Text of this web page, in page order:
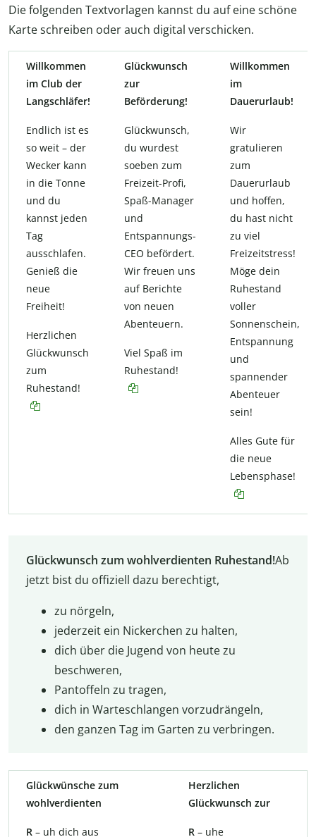
Die folgenden Textvorlagen kannst du auf eine schöne
Karte schreiben oder auch digital verschicken.
Willkommen
im Club der
Langschläfer!
Endlich ist es
so weit – der
Wecker kann
in die Tonne
und du
kannst jeden
Tag
ausschlafen.
Genieß die
neue
Freiheit!
Herzlichen
Glückwunsch
zum
Ruhestand!
Glückwunsch
zur
Beförderung!
Glückwunsch,
du wurdest
soeben zum
Freizeit-Profi,
Spaß-Manager
und
Entspannungs-
CEO befördert.
Wir freuen uns
auf Berichte
von neuen
Abenteuern.
Viel Spaß im
Ruhestand!
Willkommen
im
Dauerurlaub!
Wir
gratulieren
zum
Dauerurlaub
und hoffen,
du hast nicht
zu viel
Freizeitstress!
Möge dein
Ruhestand
voller
Sonnenschein,
Entspannung
und
spannender
Abenteuer
sein!
Alles Gute für
die neue
Lebensphase!
Glückwunsch zum wohlverdienten Ruhestand!Ab
jetzt bist du offiziell dazu berechtigt,
zu nörgeln,
jederzeit ein Nickerchen zu halten,
dich über die Jugend von heute zu
beschweren,
Pantoffeln zu tragen,
dich in Warteschlangen vorzudrängeln,
den ganzen Tag im Garten zu verbringen.
Glückwünsche zum
wohlverdienten
R – uh dich aus
Herzlichen
Glückwunsch zur
R – uhe